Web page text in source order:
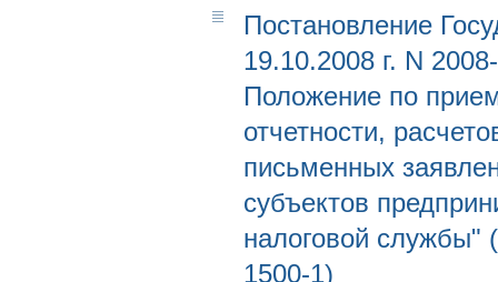
Постановление
19.10.2008 г. N
Положение по
отчетности,
письменных
субъектов
налоговой службы"
1500-1)